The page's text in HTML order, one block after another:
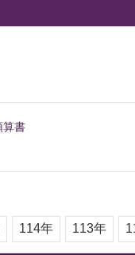
算書
114年 113年